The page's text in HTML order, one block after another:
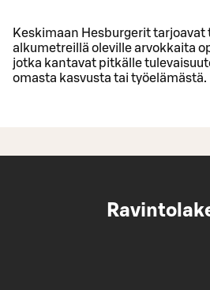
Keskimaan Hesburgerit tarjoavat
alkumetreillä oleville arvokkaita
jotka kantavat pitkälle
omasta kasvusta tai työelämästä.